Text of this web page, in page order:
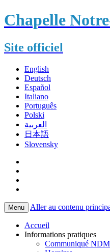
Chapelle
Site officiel
English
Deutsch
Español
Italiano
Português
Polski
العربية
日本語
Slovensky
Menu Aller au contenu
Accueil
Informations pratiques
Communiqué